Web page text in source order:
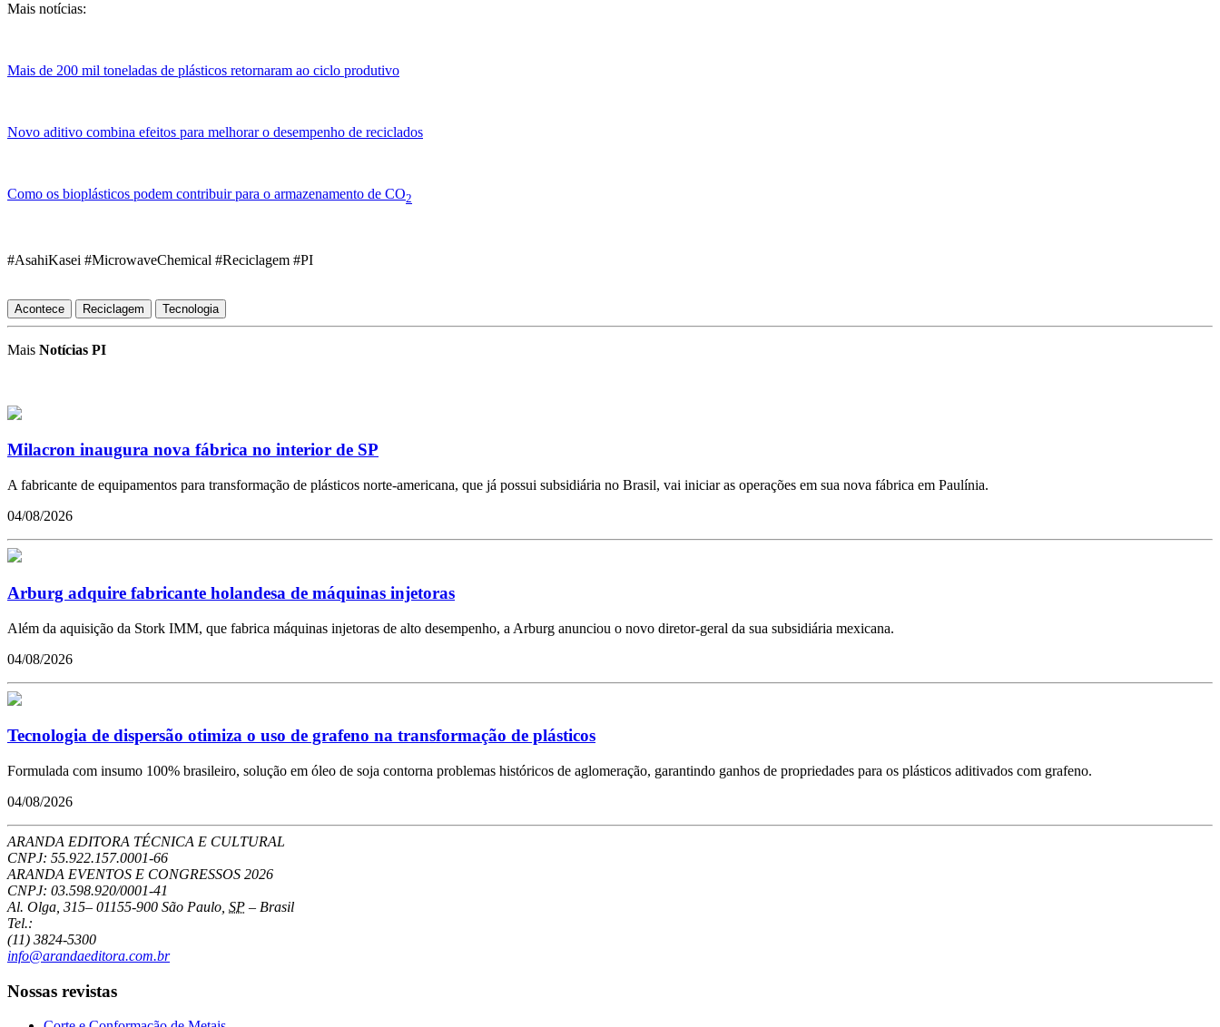
Mais notícias:
Mais de 200 mil toneladas de plásticos retornaram ao ciclo produtivo
Novo aditivo combina efeitos para melhorar o desempenho de reciclados
Como os bioplásticos podem contribuir para o armazenamento de CO2
#AsahiKasei #MicrowaveChemical #Reciclagem #PI
Acontece Reciclagem Tecnologia
Mais Notícias PI
Milacron inaugura nova fábrica no interior de SP
A fabricante de equipamentos para transformação de plásticos norte-americana, que já possui subsidiária no Brasil, vai iniciar as operações em sua nova fábrica em Paulínia.
04/08/2026
Arburg adquire fabricante holandesa de máquinas injetoras
Além da aquisição da Stork IMM, que fabrica máquinas injetoras de alto desempenho, a Arburg anunciou o novo diretor-geral da sua subsidiária mexicana.
04/08/2026
Tecnologia de dispersão otimiza o uso de grafeno na transformação de plásticos
Formulada com insumo 100% brasileiro, solução em óleo de soja contorna problemas históricos de aglomeração, garantindo ganhos de propriedades para os plásticos aditivados com grafeno.
04/08/2026
ARANDA EDITORA TÉCNICA E CULTURAL
CNPJ: 55.922.157.0001-66
ARANDA EVENTOS E CONGRESSOS 2026
CNPJ: 03.598.920/0001-41
Al. Olga, 315– 01155-900 São Paulo SP – Brasil
Tel.:
(11) 3824-5300
info@arandaeditora.com.br
Nossas revistas